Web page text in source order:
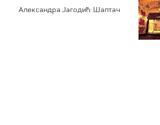
Александра Јагодић: Шаптач